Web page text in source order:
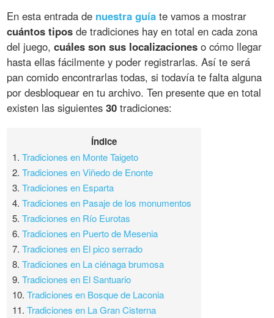
En esta entrada de nuestra guía te vamos a mostrar
cuántos tipos de tradiciones hay en total en cada zona
del juego,cuáles son sus localizaciones o cómo llegar
hasta ellas fácilmente y poder registrarlas. Así te será
pan comido encontrarlas todas, si todavía te falta alguna
por desbloquear en tu archivo. Ten presente que en total
existen las siguientes30 tradiciones:
Índice
1.Tradiciones en Monte Taigeto
2.Tradiciones en Viñedo de Enonte
3.Tradiciones en Esparta
4.Tradiciones en Pasaje de los monumentos
5.Tradiciones en Río Eurotas
6.Tradiciones en Puerto de Mesenia
7.Tradiciones en El pico serrado
8.Tradiciones en La ciénaga brumosa
9.Tradiciones en El Santuario
10.Tradiciones en Bosque de Laconia
11.Tradiciones en La Gran Cisterna